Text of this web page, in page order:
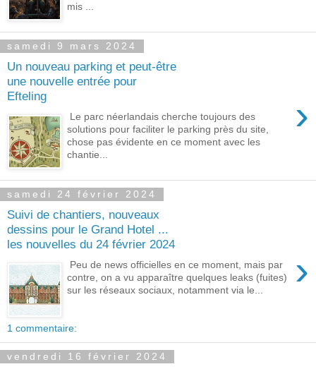
mis ...
samedi 9 mars 2024
Un nouveau parking et peut-être
une nouvelle entrée pour
Efteling
›
Le parc néerlandais cherche toujours des
solutions pour faciliter le parking près du site,
chose pas évidente en ce moment avec les
chantie...
samedi 24 février 2024
Suivi de chantiers, nouveaux
dessins pour le Grand Hotel ...
les nouvelles du 24 février 2024
›
Peu de news officielles en ce moment, mais par
contre, on a vu apparaître quelques leaks (fuites)
sur les réseaux sociaux, notamment via le...
1 commentaire:
vendredi 16 février 2024